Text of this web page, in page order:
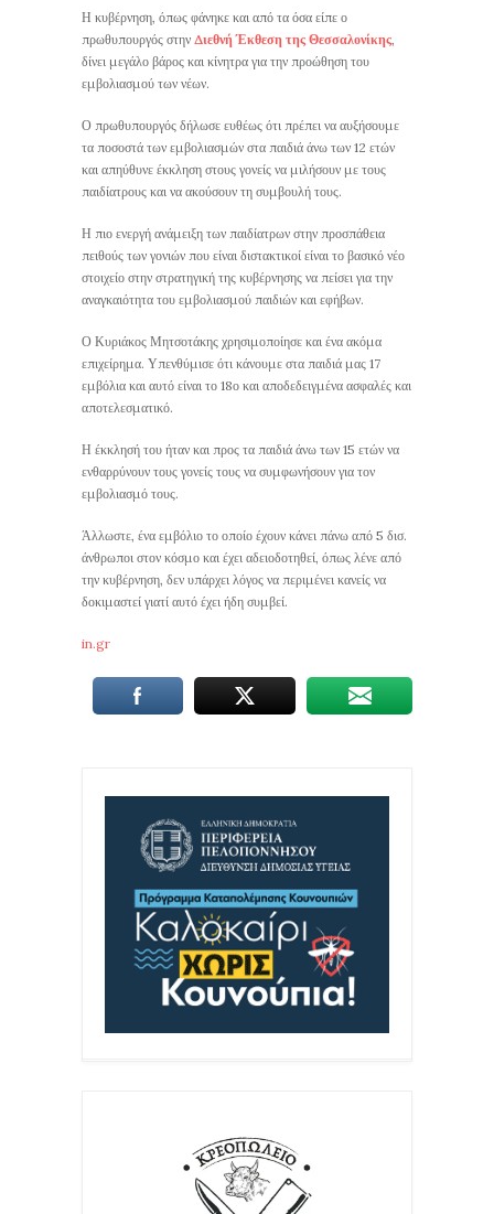
Η κυβέρνηση, όπως φάνηκε και από τα όσα είπε ο
πρωθυπουργός στην Διεθνή Έκθεση της Θεσσαλονίκης,
δίνει μεγάλο βάρος και κίνητρα για την προώθηση του
εμβολιασμού των νέων.
Ο πρωθυπουργός δήλωσε ευθέως ότι πρέπει να αυξήσουμε
τα ποσοστά των εμβολιασμών στα παιδιά άνω των 12 ετών
και απηύθυνε έκκληση στους γονείς να μιλήσουν με τους
παιδίατρους και να ακούσουν τη συμβουλή τους.
Η πιο ενεργή ανάμειξη των παιδίατρων στην προσπάθεια
πειθούς των γονιών που είναι διστακτικοί είναι το βασικό νέο
στοιχείο στην στρατηγική της κυβέρνησης να πείσει για την
αναγκαιότητα του εμβολιασμού παιδιών και εφήβων.
Ο Κυριάκος Μητσοτάκης χρησιμοποίησε και ένα ακόμα
επιχείρημα. Υπενθύμισε ότι κάνουμε στα παιδιά μας 17
εμβόλια και αυτό είναι το 18ο και αποδεδειγμένα ασφαλές και
αποτελεσματικό.
Η έκκλησή του ήταν και προς τα παιδιά άνω των 15 ετών να
ενθαρρύνουν τους γονείς τους να συμφωνήσουν για τον
εμβολιασμό τους.
Άλλωστε, ένα εμβόλιο το οποίο έχουν κάνει πάνω από 5 δισ.
άνθρωποι στον κόσμο και έχει αδειοδοτηθεί, όπως λένε από
την κυβέρνηση, δεν υπάρχει λόγος να περιμένει κανείς να
δοκιμαστεί γιατί αυτό έχει ήδη συμβεί.
in.gr